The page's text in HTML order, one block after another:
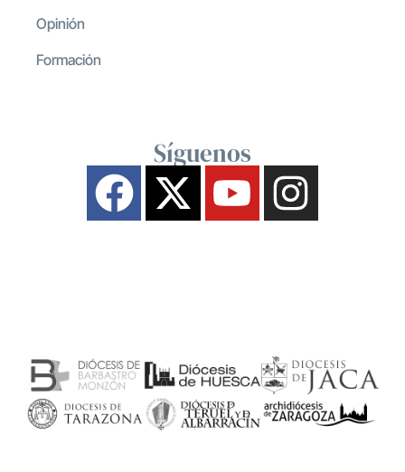
Opinión
Formación
Síguenos